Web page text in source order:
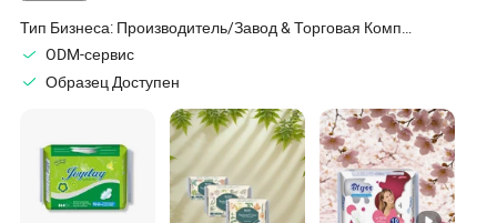
Тип Бизнеса:
Производитель/Завод & Торговая Компания
ODM-сервис
Образец Доступен